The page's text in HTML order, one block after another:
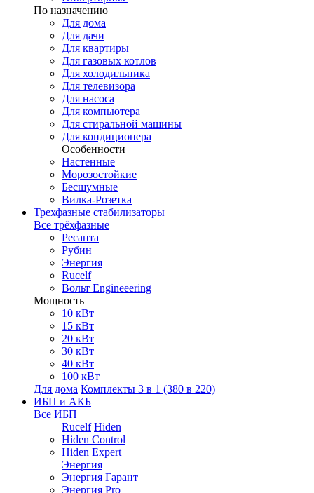
По назначению
Для дома
Для дачи
Для квартиры
Для газовых котлов
Для холодильника
Для телевизора
Для насоса
Для компьютера
Для стиральной машины
Для кондиционера
Особенности
Настенные
Морозостойкие
Бесшумные
Вилка-Розетка
Трехфазные стабилизаторы
Все трёхфазные
Ресанта
Рубин
Энергия
Rucelf
Вольт Engineeering
Мощность
10 кВт
15 кВт
20 кВт
30 кВт
40 кВт
100 кВт
Для дома Комплекты 3 в 1 (380 в 220)
ИБП и АКБ
Все ИБП
Rucelf Hiden
Hiden Control
Hiden Expert
Энергия
Энергия Гарант
Энергия Pro